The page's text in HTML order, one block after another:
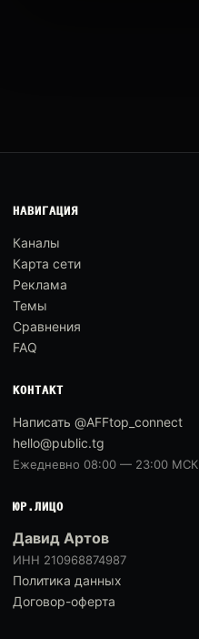
НАВИГАЦИЯ
Каналы
Карта сети
Реклама
Темы
Сравнения
FAQ
КОНТАКТ
Написать @AFFtop_connect
hello@public.tg
Ежедневно 08:00 — 23:00 МСК
ЮР.ЛИЦО
Давид Артов
ИНН 210968874987
Политика данных
Договор-оферта